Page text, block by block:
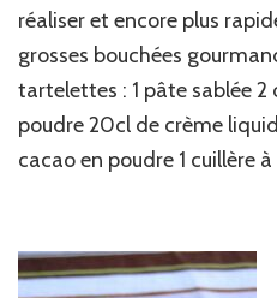
&
chocolat
réaliser et encore plus
grosses bouchées
tartelettes : 1 pâte sablée 2
poudre 20cl de crème
cacao en poudre 1 cuillère